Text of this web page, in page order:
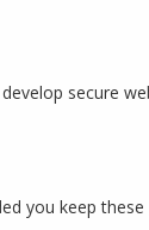
secure
you keep these